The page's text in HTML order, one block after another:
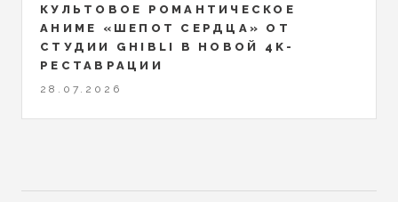
КУЛЬТОВОЕ РОМАНТИЧЕСКОЕ
АНИМЕ «ШЕПОТ СЕРДЦА» ОТ
СТУДИИ GHIBLI В НОВОЙ 4K-
РЕСТАВРАЦИИ
28.07.2026